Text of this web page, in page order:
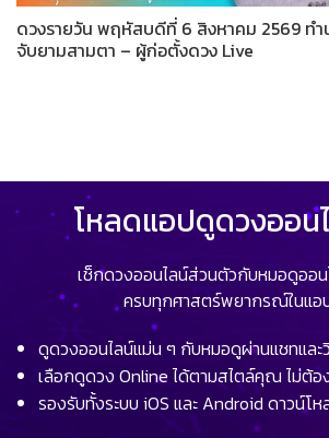
ดวงรายวัน พฤหัสบดีที่ 6 สิงหาคม 2569 ทำ
จับยามสามตา – ผู้ก่อตั้งดวง Live
โหลดแอปดูดวงออน
เช็กดวงออนไลน์ส่วนตัวกับหมอดูออ
ครบทุกศาสตร์พยากรณ์ในแอ
ดูดวงออนไลน์แม่น ๆ กับหมอดูผ่านแชทและ
เลือกดูดวง Online ได้ตามสไตล์คุณ ไม่ต้อ
รองรับทั้งระบบ iOS และ Android ดาวน์โห